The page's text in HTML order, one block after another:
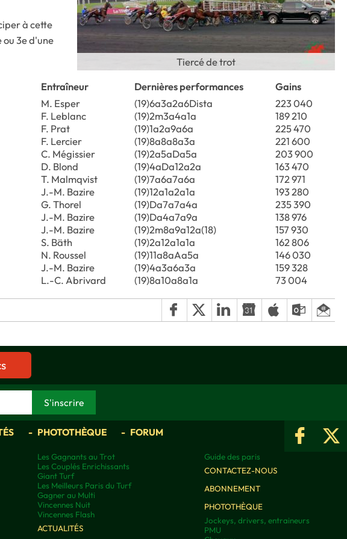
Tiercé de trot
à cette
ou 3e d'une
Entraîneur Dernières performances
Gains
M. Esper (19)6a3a2a6Dista
223 040
F. Leblanc (19)2m3a4a1a
189 210
F. Prat (19)1a2a9a6a
225 470
F. Lercier (19)8a8a8a3a
221 600
C. Mégissier (19)2a5aDa5a
203 900
D. Blond (19)4aDa12a2a
163 470
T. Malmqvist (19)7a6a7a6a
172 971
J.-M. Bazire (19)12a1a2a1a
193 280
G. Thorel (19)Da7a7a4a
235 390
J.-M. Bazire (19)Da4a7a9a
138 976
J.-M. Bazire (19)2m8a9a12a(18)
157 930
S. Bäth (19)2a12a1a1a
162 806
N. Roussel (19)11a8aAa5a
146 030
J.-M. Bazire (19)4a3a6a3a
159 328
L.-C. Abrivard (19)8a10a8a1a 73 004
PHOTOTHÈQUE FORUM
Les Gagnants au Trot
Les Couplés Enrichissants
Giant Turf
Les Meilleurs Paris du Turf
Gagner au Multi
Vincennes Nuit
Vincennes Flash
ACTUALITÉS
Guide des paris
CONTACTEZ-NOUS
ABONNEMENT
PHOTOTHÈQUE
Jockeys, drivers, entraineurs
PMU